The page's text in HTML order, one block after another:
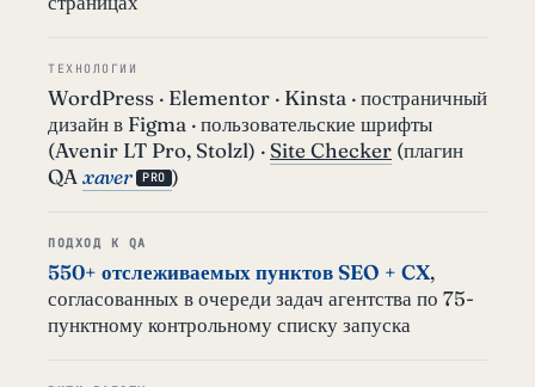
ТЕХНОЛОГИИ
WordPress · Elementor · Kinsta · постраничный
дизайн в Figma · пользовательские шрифты
(Avenir LT Pro, Stolzl) · Site Checker (плагин
QA xaver PRO )
ПОДХОД К QA
550+ отслеживаемых пунктов SEO + CX,
согласованных в очереди задач агентства по 75-
пунктному контрольному списку запуска